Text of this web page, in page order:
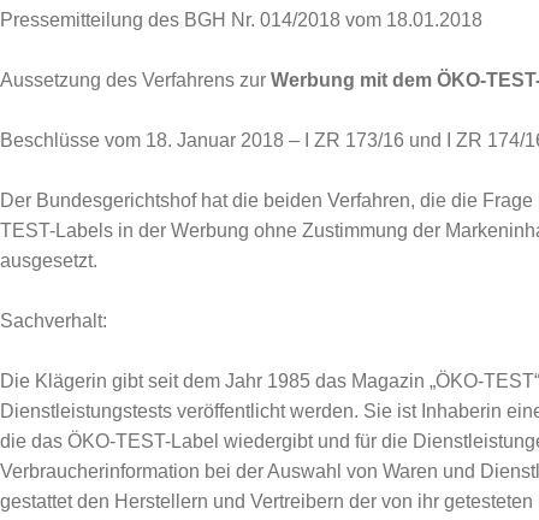
Pressemitteilung des BGH Nr. 014/2018 vom 18.01.2018
Aussetzung des Verfahrens zur Werbung mit dem ÖKO-
Beschlüsse vom 18. Januar 2018 – I ZR 173/16 und I ZR 174/
Der Bundesgerichtshof hat die beiden Verfahren, die die
TEST-Labels in der Werbung ohne Zustimmung der
ausgesetzt.
Sachverhalt:
Die Klägerin gibt seit dem Jahr 1985 das Magazin „ÖKO-
Dienstleistungstests veröffentlicht werden. Sie ist Inhaberin
die das ÖKO-TEST-Label wiedergibt und für die
Verbraucherinformation bei der Auswahl von Waren und
gestattet den Herstellern und Vertreibern der von ihr